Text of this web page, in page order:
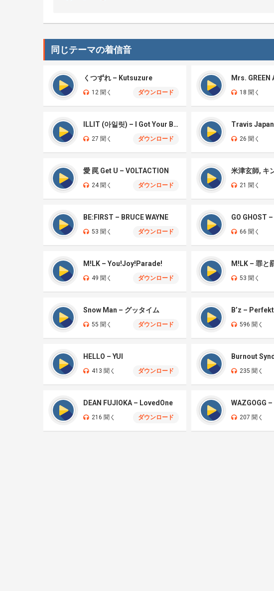
同じテーマの着信音
くつずれ – Kutsuzure
12 聞く ダウンロード
Mrs. GREEN
18 聞く
ILLIT (아일릿) – I Got Your Back
27 聞く ダウンロード
Travis
26 聞く
愛 罠 Get U – VOLTACTION
24 聞く ダウンロード 21 聞く
BE:FIRST – BRUCE WAYNE
53 聞く ダウンロード
GO GHOST
66 聞く
M!LK – You!Joy!Parade!
49 聞く ダウンロード
M!LK – 罪と
53 聞く
Snow Man – グッタイム
55 聞く ダウンロード
B’z –
596 聞く
HELLO – YUI
413 聞く ダウンロード 235 聞く
DEAN FUJIOKA – LovedOne
216 聞く ダウンロード
WAZGOGG –
207 聞く